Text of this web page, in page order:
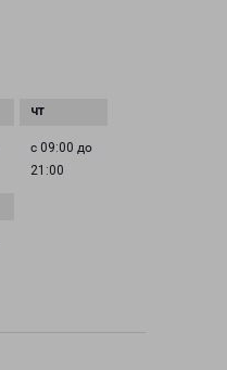
с 09:00 до
21:00